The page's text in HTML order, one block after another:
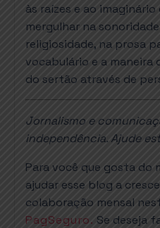
às raízes e ao
mergulhar na
religiosidade, na prosa
vocabulário e a
do sertão através de
Jornalismo e
independência. Ajude
Para você que gosta do
ajudar esse blog a
colaboração mensal
PagSeguro. Se deseja